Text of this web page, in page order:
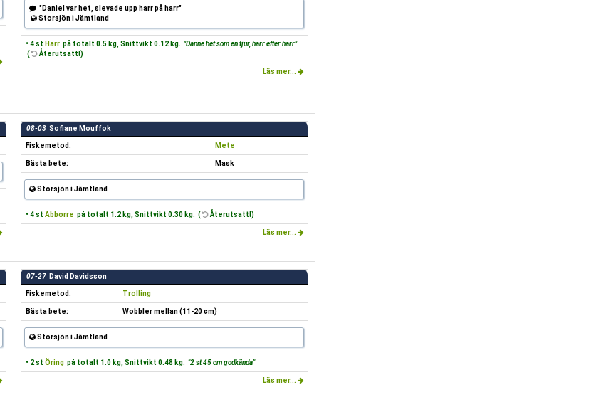
"Daniel var het, slevade upp harr på harr"
Storsjön i Jämtland
• 4 st Harr på totalt 0.5 kg, Snittvikt 0.12 kg. "Danne het som en tjur, harr efter harr"
(
Återutsatt!)
Läs mer...
08-03 Sofiane Mouffok
Fiskemetod: Mete
Bästa bete: Mask
Storsjön i Jämtland
• 4 st Abborre på totalt 1.2 kg, Snittvikt 0.30 kg. ( Återutsatt!)
Läs mer...
07-27 David Davidsson
Fiskemetod: Trolling
Bästa bete: Wobbler mellan (11-20 cm)
Storsjön i Jämtland
• 2 st Öring på totalt 1.0 kg, Snittvikt 0.48 kg. "2 st 45 cm godkända"
Läs mer...